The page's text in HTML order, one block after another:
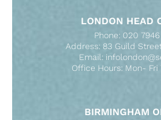
LONDON HEAD
Phone: 020 7946
Address: 83 Guild
Email:
Office Hours: Mon- Fri
BIRMINGHAM